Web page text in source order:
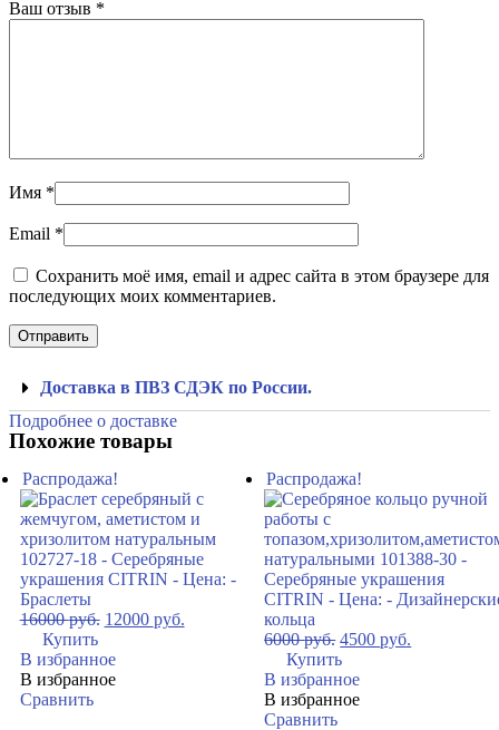
Ваш отзыв *
Имя *
Email *
Сохранить моё имя, email и адрес сайта в этом браузере для
последующих моих комментариев.
Доставка в ПВЗ СДЭК по России.
Подробнее о доставке
Похожие товары
Распродажа!
16000руб. 12000 руб.
Купить
В избранное
В избранное
Сравнить
Распродажа!
6000руб. 4500руб.
Купить
В избранное
В избранное
Сравнить